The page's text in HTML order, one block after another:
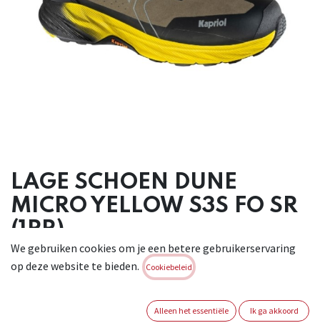
LAGE SCHOEN DUNE
MICRO YELLOW S3S FO SR
(1PR)
De nieuwe Dune Micro veiligheidsschoenen met demping
maken deel uit van de nieuwe lijn werkschoenen Kapriol -
comfort in werkomgevingen. De speciale zool van de nieuwe
werkschoenen, met speciale NHP compound tussenzool met
We gebruiken cookies om je een betere gebruikerservaring
op deze website te bieden.
Cookiebeleid
Alleen het essentiële Ik ga akkoord